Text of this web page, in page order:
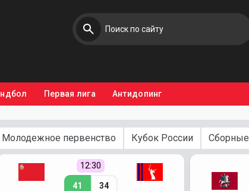
Первая лига Антидопинг
Молодежное первенство Кубок России Сборные
12:30
41 34